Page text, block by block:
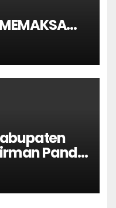
MASIH
Pandu
Ekonomi
di Solok